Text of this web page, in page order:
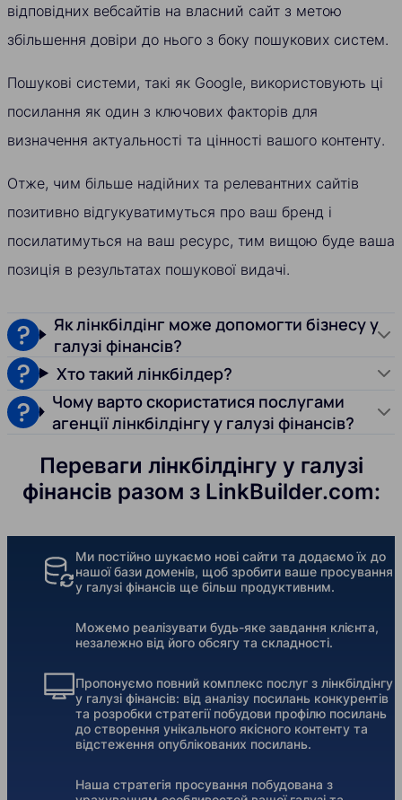
відповідних вебсайтів на власний сайт з метою
збільшення довіри до нього з боку пошукових систем.
Пошукові системи, такі як Google, використовують ці
посилання як один з ключових факторів для
визначення актуальності та цінності вашого контенту.
Отже, чим більше надійних та релевантних сайтів
позитивно відгукуватимуться про ваш бренд і
посилатимуться на ваш ресурс, тим вищою буде ваша
позиція в результатах пошукової видачі.
Як лінкбілдінг може допомогти бізнесу у
галузі фінансів?
Хто такий лінкбілдер?
Чому варто скористатися послугами
агенції лінкбілдінгу у галузі фінансів?
Переваги лінкбілдінгу у галузі
фінансів разом з LinkBuilder.com:
Ми постійно шукаємо нові сайти та додаємо їх до
нашої бази доменів, щоб зробити ваше просування
у галузі фінансів ще більш продуктивним.
Можемо реалізувати будь-яке завдання клієнта,
незалежно від його обсягу та складності.
Пропонуємо повний комплекс послуг з лінкбілдінгу
у галузі фінансів: від аналізу посилань конкурентів
та розробки стратегії побудови профілю посилань
до створення унікального якісного контенту та
відстеження опублікованих посилань.
Наша стратегія просування побудована з